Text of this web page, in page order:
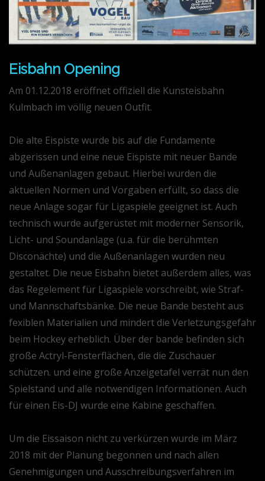
Eisbahn Opening
Am 01.12.2018 eröffnet offiziell die Kunsteisbahn
Kulmbach im völlig neuen Outfit.
Die alte Eispiste wurde bis auf die Fundamente
abgerissen und eine neue Eispiste mit neuer Bande
und Außenanlagen gebaut. Hierbei wurden die
aktuellen Normen und Vorgaben erfüllt, so dass die
neue Anlage sogar für Ligaspiele geeignet ist. Auch
technisch wurde aufgerüstet mit moderner Sensorik,
Licht- und Soundanlage (u.a. für die berühmten
Disconächte) und die Außenanlagen wurden neu
gestaltet. Die neue Eisbahn bietet außerdem alles, was
das Regelement für Ligaspiele vorschreibt, wie Straf-
und Mannschaftsbänke. Die neue Bande besteht aus
fexiblen Materialien und mindert die Verletzungsgefahr
beim Hockey erheblich. Über der bande befinden sich
große Actryl-Fensterflächen, die die Zuschauer
schützen. und eine große Anzeigetafel verrät nun den
Spielstand und alle notwendigen Informationen. Auch
für einen Eis-DJ wurde eine Kabine geschaffen.
Um die Eissaison nicht zu verkürzen wurde im März
2018 mit der Planung begonnen und nach allen
Genehmigungen und Ausschreibungsverfahren im